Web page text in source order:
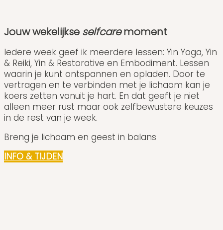
Jouw wekelijkse selfcaremoment
Iedere week geef ik meerdere lessen: Yin Yoga, Yin
& Reiki, Yin & Restorative en Embodiment. Lessen
waarin je kunt ontspannen en opladen. Door te
vertragen en te verbinden met je lichaam kan je
koers zetten vanuit je hart. En dat geeft je niet
alleen meer rust maar ook zelfbewustere keuzes
in de rest van je week.
Breng je lichaam en geest in balans
INFO & TIJDEN